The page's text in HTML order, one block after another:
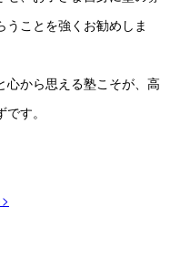
ことを強くお勧めしま
心から思える塾こそが、高
す。